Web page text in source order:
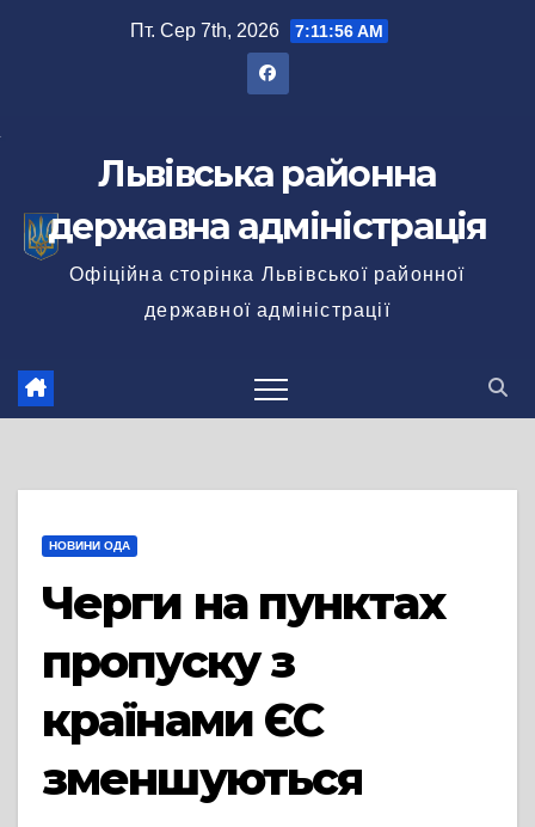
Пт. Сер 7th, 2026 7:11:57 AM
Львівська районна
державна адміністрація
Офіційна сторінка Львівської районної
державної адміністрації
НОВИНИ ОДА
Черги на пунктах
пропуску з
країнами ЄС
зменшуються